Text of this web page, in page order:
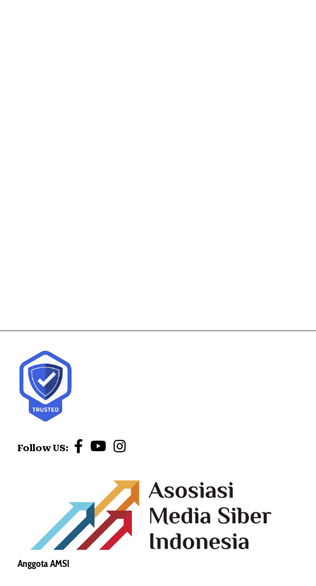
Follow US:
Anggota AMSI